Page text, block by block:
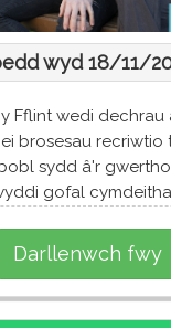
wyd 18/11/
Fflint wedi
brosesau
sydd â'r
gofal
Darllenwch fwy